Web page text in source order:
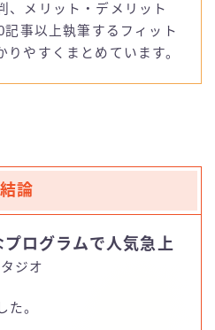
、メリット・デメリット
事以上執筆するフィット
りやすくまとめています。
結論
ログラムで人気急上
ジオ
た。